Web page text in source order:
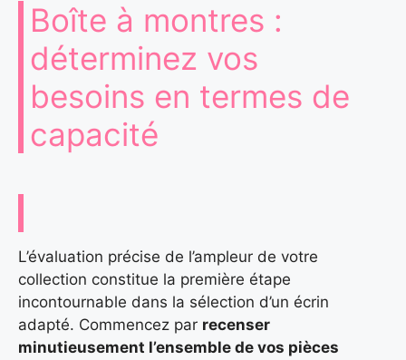
Boîte à montres :
déterminez vos
besoins en termes de
capacité
L’évaluation précise de l’ampleur de votre
collection constitue la première étape
incontournable dans la sélection d’un écrin
adapté. Commencez par recenser
minutieusement l’ensemble de vos pièces